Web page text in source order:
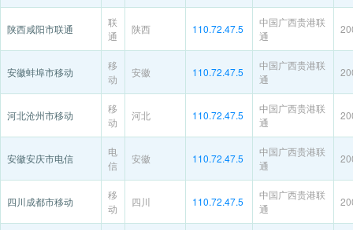
陕西咸阳市联通
联
通
陕西 110.72.47.5
中国广西贵港联
通
安徽蚌埠市移动
移
动
安徽 110.72.47.5
中国广西贵港联
通
河北沧州市移动
移
动
河北 110.72.47.5
中国广西贵港联
通
安徽安庆市电信
电
信
安徽 110.72.47.5
中国广西贵港联
通
四川成都市移动
移
动
四川 110.72.47.5
中国广西贵港联
通